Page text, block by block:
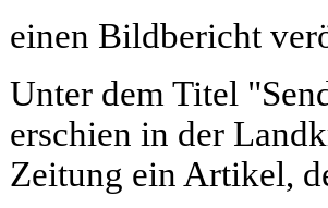
einen Bildbericht
Unter dem Titel
erschien in der
Zeitung ein Artikel,